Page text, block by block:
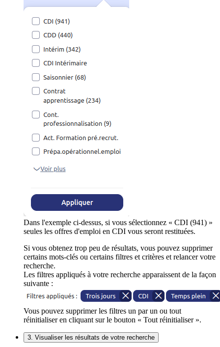
Dans l'exemple ci-dessus, si vous sélectionnez « CDI (941) »
seules les offres d'emploi en CDI vous seront restituées.
Si vous obtenez trop peu de résultats, vous pouvez supprimer
certains mots-clés ou certains filtres et critères et relancer votre
recherche.
Les filtres appliqués à votre recherche apparaissent de la façon
suivante :
Vous pouvez supprimer les filtres un par un ou tout
réinitialiser en cliquant sur le bouton « Tout réinitialiser ».
3. Visualiser les résultats de votre recherche